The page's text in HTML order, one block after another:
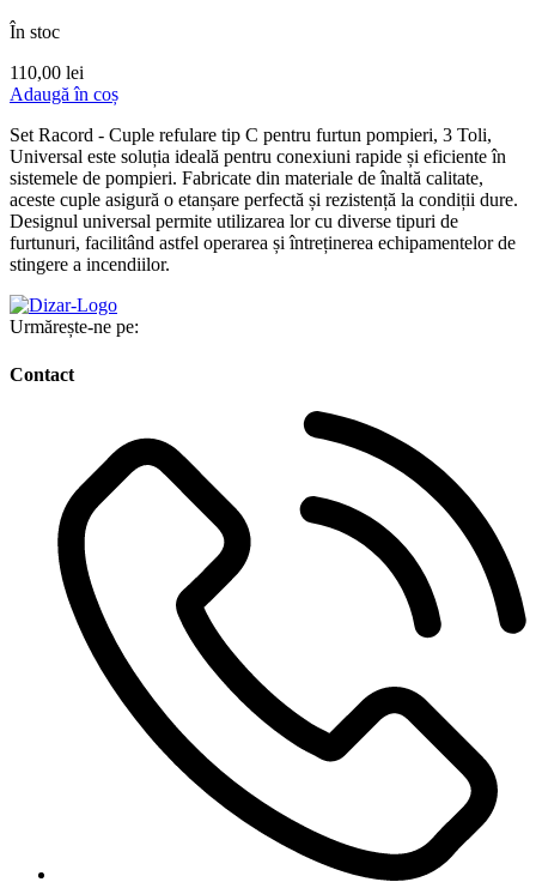
În stoc
110,00 lei
Adaugă în coș
Set Racord - Cuple refulare tip C pentru furtun pompieri, 3 Toli,
Universal este soluția ideală pentru conexiuni rapide și eficiente în
sistemele de pompieri. Fabricate din materiale de înaltă calitate,
aceste cuple asigură o etanșare perfectă și rezistență la condiții dure.
Designul universal permite utilizarea lor cu diverse tipuri de
furtunuri, facilitând astfel operarea și întreținerea echipamentelor de
stingere a incendiilor.
Urmărește-ne pe:
Contact